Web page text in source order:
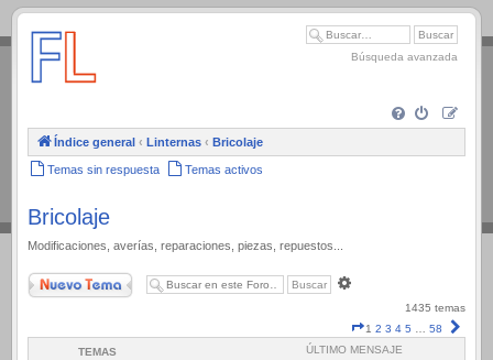
.
Búsqueda avanzada
Índice general ‹ Linternas ‹ Bricolaje
Temas sin respuesta Temas activos
Bricolaje
Modificaciones, averías, reparaciones, piezas, repuestos...
Nuevo Tema
1435 temas
Página
1
1 2 3 4 5 … 58
TEMAS ÚLTIMO MENSAJE